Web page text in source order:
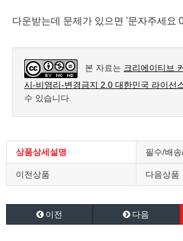
다운받는데 문제가 있으면 '문자주세요
본 자료는 크리에이티브
시-비영리-변경금지 2.0 대한민국 라이선
수 있습니다.
상품상세설명 필수/배
이전상품 다음상품
이전 다음